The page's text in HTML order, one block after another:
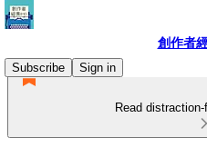
創作者
Subscribe
Sign in
Read